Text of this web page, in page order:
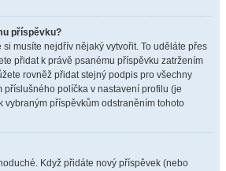
příspěvku?
si musíte nejdřív nějaký vytvořit. To uděláte přes
přidat k právě psanému příspěvku zatržením
rovněž přidat stejný podpis pro všechny
příslušného políčka v nastavení profilu (je
vybraným příspěvkům odstraněním tohoto
Když přidáte nový příspěvek (nebo